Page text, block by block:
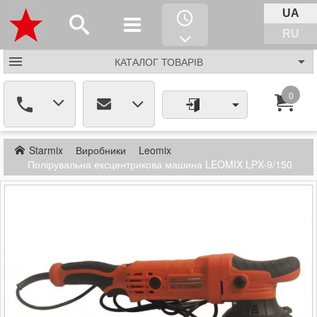
UA
RU
КАТАЛОГ ТОВАРІВ
0
Starmix Виробники
Leomix
Полірувальна ексцентрикова машина LEOMIX LPX-9/150